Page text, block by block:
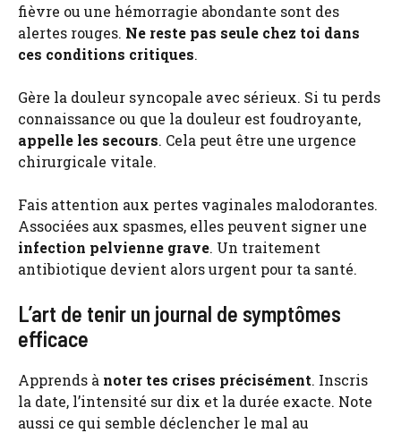
fièvre ou une hémorragie abondante sont des
alertes rouges. Ne reste pas seule chez toi dans
ces conditions critiques.
Gère la douleur syncopale avec sérieux. Si tu perds
connaissance ou que la douleur est foudroyante,
appelle les secours. Cela peut être une urgence
chirurgicale vitale.
Fais attention aux pertes vaginales malodorantes.
Associées aux spasmes, elles peuvent signer une
infection pelvienne grave. Un traitement
antibiotique devient alors urgent pour ta santé.
L’art de tenir un journal de symptômes
efficace
Apprends à noter tes crises précisément. Inscris
la date, l’intensité sur dix et la durée exacte. Note
aussi ce qui semble déclencher le mal au